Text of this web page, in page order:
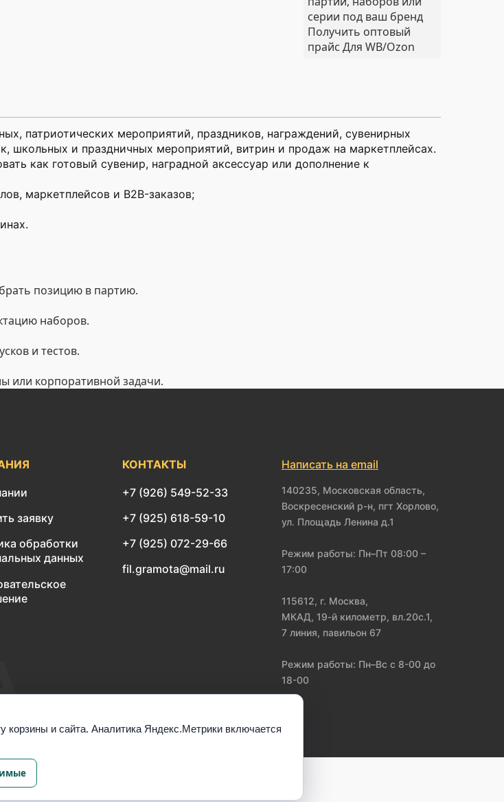
серии под ваш бренд
Получить оптовый
прайс Для WB/Ozon
патриотических мероприятий, праздников, награждений, сувенирных
школьных и праздничных мероприятий, витрин и продаж на маркетплейсах.
как готовый сувенир, наградной аксессуар или дополнение к
маркетплейсов и B2B-заказов;
позицию в партию.
наборов.
и тестов.
или корпоративной задачи.
заявку
обработки
данных
КОНТАКТЫ
+7 (926) 549-52-33
+7 (925) 618-59-10
+7 (925) 072-29-66
fil.gramota@mail.ru
Написать на email
140235, Московская область,
Воскресенский р-н, пгт Хорлово,
ул. Площадь Ленина д.1
Режим работы: Пн–Пт 08:00 –
17:00
115612, г. Москва,
МКАД, 19-й километр, вл.20с.1,
7 линия, павильон 67
Режим работы: Пн–Вс с 8-00 до
18-00
cookies
и сайта. Аналитика Яндекс.Метрики включается